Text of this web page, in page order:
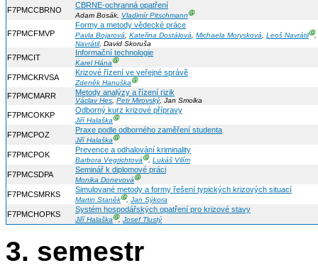
F7PMCCBRNO
CBRNE-ochranná opatření
Adam Bosák, Vladimír Pitschmann Ⓖ
F7PMCFMVP
Formy a metody vědecké práce
Pavla Bojarová, Kateřina Dostálová, Michaela Morysková, Leoš NavrátilⒼ,
Navrátil, David Skoruša
F7PMCIT
Informační technologie
Karel HánaⒼ
F7PMCKRVSA
Krizové řízení ve veřejné správě
Zdeněk HanuškaⒼ
F7PMCMARR Metody analýzy a řízení rizik
Václav Hes, Petr Mirovský, Jan Smolka
F7PMCOKKP
Odborný kurz krizové přípravy
Jiří HalaškaⒼ
F7PMCPOZ
Praxe podle odborného zaměření studenta
Jiří HalaškaⒼ
F7PMCPOK
Prevence a odhalování kriminality
Barbora VegrichtováⒼ, Lukáš Vilím
F7PMCSDPA
Seminář k diplomové práci
Monika DonevováⒼ
F7PMCSMRKS
Simulované metody a formy řešení typických krizových situací
Martin StaněkⒼ, Jan Sýkora
F7PMCHOPKS
Systém hospodářských opatření pro krizové stavy
Jiří HalaškaⒼ, Josef Tlustý
3. semestr